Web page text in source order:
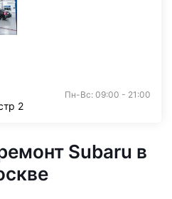
Пн-Вс: 09:00 - 21:00
2
Subaru в